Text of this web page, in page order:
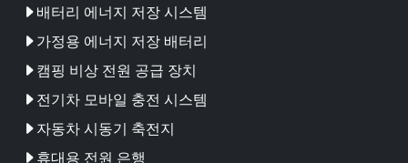
배터리 에너지 저장 시스템
가정용 에너지 저장 배터리
캠핑 비상 전원 공급 장치
전기차 모바일 충전 시스템
자동차 시동기 축전지
휴대용 전원 은행